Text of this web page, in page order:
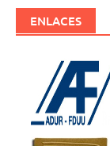
ENLACES